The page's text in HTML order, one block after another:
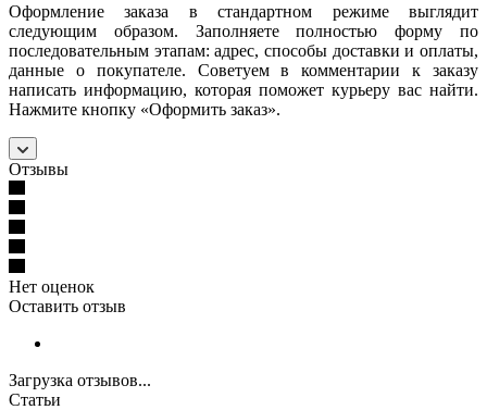
Оформление заказа в стандартном режиме выглядит
следующим образом. Заполняете полностью форму по
последовательным этапам: адрес, способы доставки и оплаты,
данные о покупателе. Советуем в комментарии к заказу
написать информацию, которая поможет курьеру вас найти.
Нажмите кнопку «Оформить заказ».
Отзывы
Нет оценок
Оставить отзыв
Загрузка отзывов...
Статьи